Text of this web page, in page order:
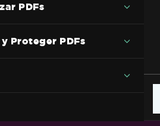
PDF
a PDF
PDF con soporte para
PDFs
Proteger PDFs